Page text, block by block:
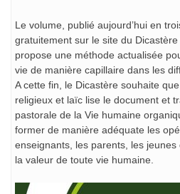
Le volume, publié aujourd’hui en
gratuitement sur le site du
propose une méthode actualisée
vie de manière capillaire dans les
A cette fin, le Dicastère souhaite
religieux et laïc lise le document et
pastorale de la Vie humaine
former de manière adéquate les
enseignants, les parents, les
la valeur de toute vie humaine.